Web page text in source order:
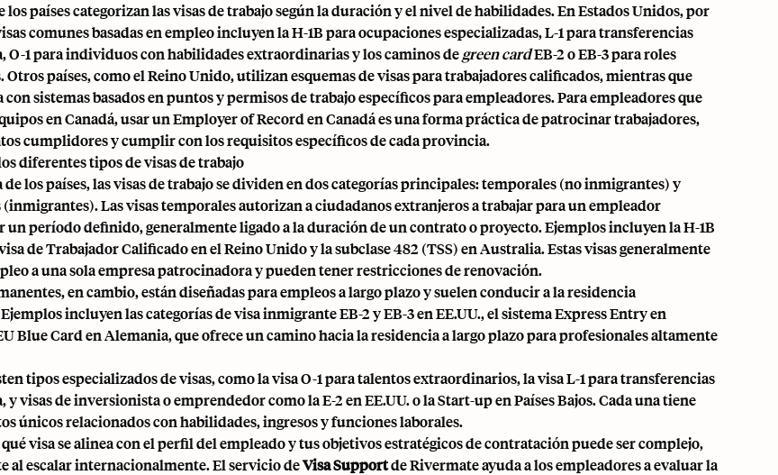
los países categorizan las visas de trabajo según la duración y el nivel de habilidades. EnEstados Unidos, por
comunes basadas en empleo incluyen la H-1B para ocupaciones especializadas, L-1 para transferencias
O-1 para individuos con habilidades extraordinarias y los caminos degreen cardEB-2 o EB-3 para roles
Otros países, comoel Reino Unido, utilizan esquemas de visas para trabajadores calificados, mientras que
con sistemas basados en puntos y permisos de trabajo específicos para empleadores. Para empleadores que
en Canadá, usar unEmployer of Record en Canadáes una forma práctica de patrocinar trabajadores,
cumplidores y cumplir con los requisitos específicos de cada provincia.
diferentes tipos de visas de trabajo
de los países, las visas de trabajo se dividen en dos categorías principales: temporales (no inmigrantes) y
Las visas temporales autorizan a ciudadanos extranjeros a trabajar para un empleador
un período definido, generalmente ligado a la duración de un contrato o proyecto. Ejemplos incluyen la H-1B
de Trabajador Calificado en el Reino Unido y la subclase 482 (TSS) enAustralia. Estas visas generalmente
a una sola empresa patrocinadora y pueden tener restricciones de renovación.
en cambio, están diseñadas para empleos a largo plazo y suelen conducir a la residencia
incluyen las categorías de visa inmigrante EB-2 y EB-3 en EE.UU., el sistema Express Entry en
Blue Card en Alemania, que ofrece un camino hacia la residencia a largo plazo para profesionales altamente
tipos especializados de visas, como la visa O-1 para talentos extraordinarios, la visa L-1 para transferencias
visas de inversionista o emprendedor como la E-2 en EE.UU. o la Start-up en Países Bajos. Cada una tiene
únicos relacionados con habilidades, ingresos y funciones laborales.
visa se alinea con el perfil del empleado y tus objetivos estratégicos de contratación puede ser complejo,
al escalar internacionalmente. El servicio deVisa Supportde Rivermate ayuda a los empleadores a evaluar la